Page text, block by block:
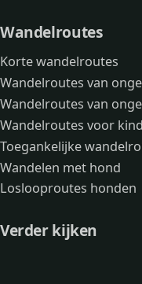
Wandelroutes
Korte wandelroutes
Wandelroutes van
Wandelroutes van
Wandelroutes voor
Toegankelijke
Wandelen met hond
Loslooproutes honden
Verder kijken